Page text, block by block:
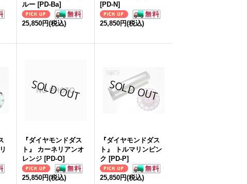
ルー [PD-Ba]
25,850円(税込)
[PD-N]
25,850円(税込)
『ダイヤモンドダス
ト』 カーネリアンオ
レンジ [PD-O]
25,850円(税込)
『ダイヤモンドダス
ト』 トルマリンピン
ク [PD-P]
25,850円(税込)